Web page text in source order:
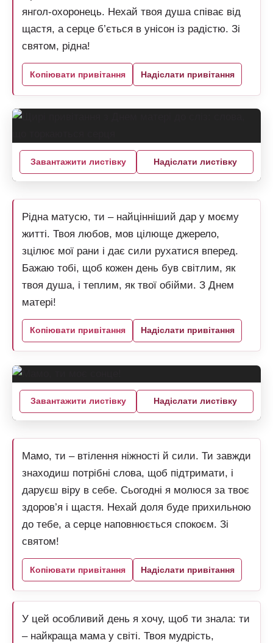
янгол-охоронець. Нехай твоя душа співає від
щастя, а серце б’ється в унісон із радістю. Зі
святом, рідна!
Копіювати привітання Надіслати привітання
Завантажити листівку Надіслати листівку
Рідна матусю, ти – найцінніший дар у моєму
житті. Твоя любов, мов цілюще джерело,
зцілює мої рани і дає сили рухатися вперед.
Бажаю тобі, щоб кожен день був світлим, як
твоя душа, і теплим, як твої обійми. З Днем
матері!
Копіювати привітання Надіслати привітання
Завантажити листівку Надіслати листівку
Мамо, ти – втілення ніжності й сили. Ти завжди
знаходиш потрібні слова, щоб підтримати, і
даруєш віру в себе. Сьогодні я молюся за твоє
здоров’я і щастя. Нехай доля буде прихильною
до тебе, а серце наповнюється спокоєм. Зі
святом!
Копіювати привітання Надіслати привітання
У цей особливий день я хочу, щоб ти знала: ти
– найкраща мама у світі. Твоя мудрість,